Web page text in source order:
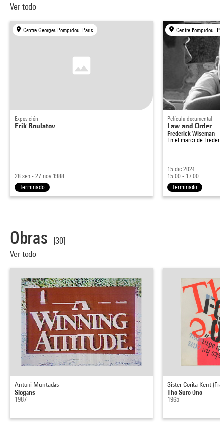
Ver todo
Centre Georges Pompidou, Paris
Exposición
Erik Boulatov
28 sep - 27 nov 1988
Terminado
Centre Pompidou,
Película documental
Law and Order
Frederick Wiseman
En el marco de
15 dic 2024
15:00 - 17:00
Terminado
Obras
[30]
Ver todo
Antoni Muntadas
Slogans
1987
Sister Corita Kent
The Sure One
1965